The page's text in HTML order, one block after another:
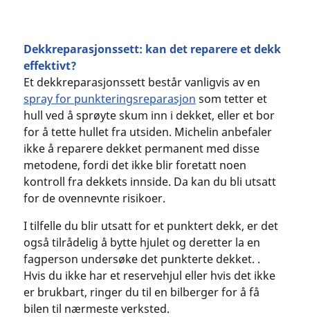
Dekkreparasjonssett: kan det reparere et dekk
effektivt?
Et dekkreparasjonssett består vanligvis av en
spray for punkteringsreparasjon som tetter et
hull ved å sprøyte skum inn i dekket, eller et bor
for å tette hullet fra utsiden. Michelin anbefaler
ikke å reparere dekket permanent med disse
metodene, fordi det ikke blir foretatt noen
kontroll fra dekkets innside. Da kan du bli utsatt
for de ovennevnte risikoer.
I tilfelle du blir utsatt for et punktert dekk, er det
også tilrådelig å bytte hjulet og deretter la en
fagperson undersøke det punkterte dekket. .
Hvis du ikke har et reservehjul eller hvis det ikke
er brukbart, ringer du til en bilberger for å få
bilen til nærmeste verksted.